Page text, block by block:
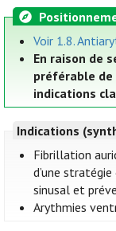
Voir 1.8.
En raison de
préférable
indications
Indications
Fibrillation
d’une
sinusal et
Arythmies